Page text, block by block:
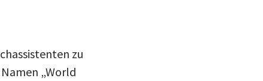
zu
„World